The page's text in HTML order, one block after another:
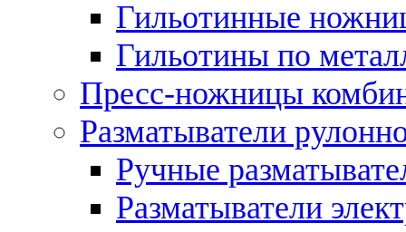
Гильотинные
Гильотины по
Пресс-ножницы
Разматыватели
Ручные
Разматыватели